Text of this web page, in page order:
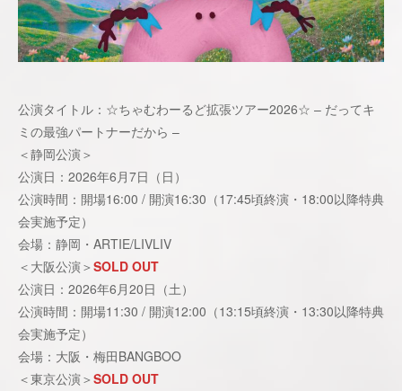
公演タイトル：☆ちゃむわーるど拡張ツアー2026☆ – だってキ
ミの最強パートナーだから –
＜静岡公演＞
公演日：2026年6月7日（日）
公演時間：開場16:00 / 開演16:30（17:45頃終演・18:00以降特典
会実施予定）
会場：静岡・ARTIE/LIVLIV
＜大阪公演＞ SOLD OUT
公演日：2026年6月20日（土）
公演時間：開場11:30 / 開演12:00（13:15頃終演・13:30以降特典
会実施予定）
会場：大阪・梅田BANGBOO
＜東京公演＞ SOLD OUT